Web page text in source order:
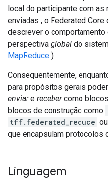
local do participante com as
enviadas , o Federated Core
descrever o comportamento
perspectiva global do
MapReduce ).
Consequentemente,
para propósitos gerais
enviare recebercomo
blocos de construção como
tff.federated_reduce ou
que encapsulam protocolos
Linguagem